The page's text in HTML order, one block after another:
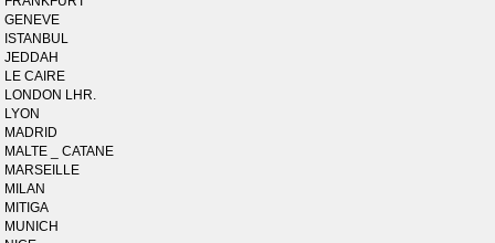
GENEVE
ISTANBUL
JEDDAH
LE CAIRE
LONDON LHR.
LYON
MADRID
MALTE _ CATANE
MARSEILLE
MILAN
MITIGA
MUNICH